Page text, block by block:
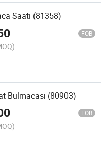
Saati (81358)
FOB
Bulmacası (80903)
FOB